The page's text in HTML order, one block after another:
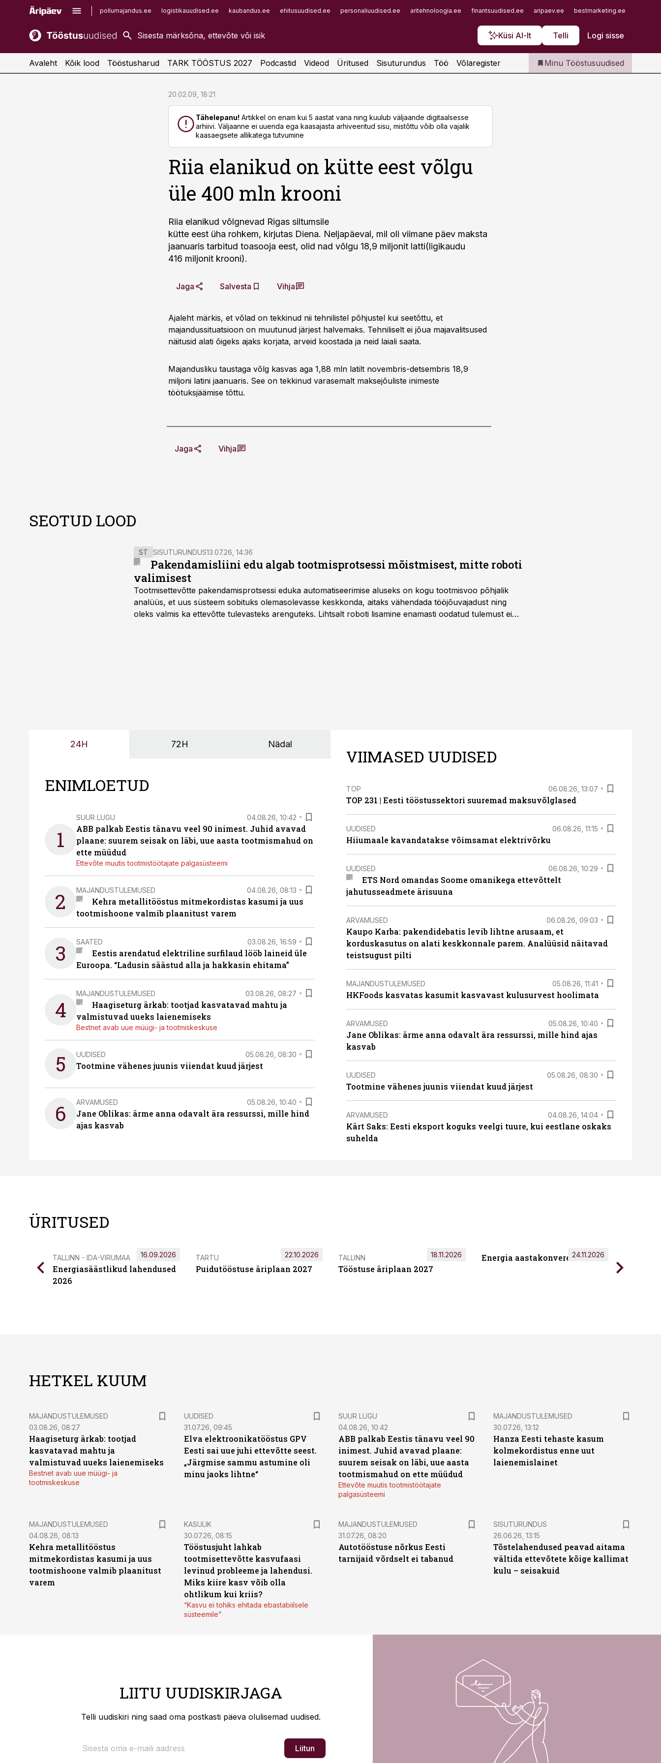
pollumajandus.ee logistikauudised.ee kaubandus.ee ehitusuudised.ee personaliuudised.ee aritehnoloogia.ee finantsuudised.ee aripaev.ee bestmarketing.ee
Küsi AI-lt Telli Logi sisse
kaubandus.ee
kinnisvarauudised.ee
imelineajalugu.ee
Infopank
Iseteenindus
Telli Tööstusuudised
Avaleht Kõik lood Tööstusharud TARK TÖÖSTUS 2027 Podcastid Videod Üritused Sisuturundus Töö Võlaregister Minu Tööstusuudised
20.02.09, 18:21
Tähelepanu! Artikkel on enam kui 5 aastat vana ning kuulub väljaande digitaalsesse
arhiivi. Väljaanne ei uuenda ega kaasajasta arhiveeritud sisu, mistõttu võib olla vajalik
kaasaegsete allikatega tutvumine
Riia elanikud on kütte eest võlgu
üle 400 mln krooni
Riia elanikud võlgnevad Rigas siltumsile
kütte eest üha rohkem, kirjutas Diena. Neljapäeval, mil oli viimane päev maksta
jaanuaris tarbitud toasooja eest, olid nad võlgu 18,9 miljonit latti(ligikaudu
416 miljonit krooni).
Jaga Salvesta Vihja
Ajaleht märkis, et võlad on tekkinud nii tehnilistel põhjustel kui seetõttu, et
majandussituatsioon on muutunud järjest halvemaks. Tehniliselt ei jõua majavalitsused
näitusid alati õigeks ajaks korjata, arveid koostada ja neid laiali saata.
Majandusliku taustaga võlg kasvas aga 1,88 mln latilt novembris-detsembris 18,9
miljoni latini jaanuaris. See on tekkinud varasemalt maksejõuliste inimeste
töötuksjäämise tõttu.
Jaga Vihja
SEOTUD LOOD
ST SISUTURUNDUS13.07.26, 14:36
Pakendamisliini edu algab tootmisprotsessi mõistmisest, mitte roboti
valimisest
Tootmisettevõtte pakendamisprotsessi eduka automatiseerimise aluseks on kogu tootmisvoo põhjalik
analüüs, et uus süsteem sobituks olemasolevasse keskkonda, aitaks vähendada tööjõuvajadust ning
oleks valmis ka ettevõtte tulevasteks arenguteks. Lihtsalt roboti lisamine enamasti oodatud tulemust ei
24H 72H Nädal
ENIMLOETUD
1
SUUR LUGU 04.08.26, 10:42
ABB palkab Eestis tänavu veel 90 inimest. Juhid avavad
plaane: suurem seisak on läbi, uue aasta tootmismahud on
ette müüdud
Ettevõte muutis tootmistöötajate palgasüsteemi
2 MAJANDUSTULEMUSED 04.08.26, 08:13
Kehra metallitööstus mitmekordistas kasumi ja uus
tootmishoone valmib plaanitust varem
3 SAATED 03.08.26, 16:59
Eestis arendatud elektriline surfilaud lööb laineid üle
Euroopa. “Ladusin säästud alla ja hakkasin ehitama”
4
MAJANDUSTULEMUSED 03.08.26, 08:27
Haagiseturg ärkab: tootjad kasvatavad mahtu ja
valmistuvad uueks laienemiseks
Bestnet avab uue müügi- ja tootmiskeskuse
5 UUDISED 05.08.26, 08:30
Tootmine vähenes juunis viiendat kuud järjest
6 ARVAMUSED 05.08.26, 10:40
Jane Oblikas: ärme anna odavalt ära ressurssi, mille hind
ajas kasvab
VIIMASED UUDISED
TOP 06.08.26, 13:07
TOP 231 | Eesti tööstussektori suuremad maksuvõlglased
UUDISED 06.08.26, 11:15
Hiiumaale kavandatakse võimsamat elektrivõrku
UUDISED 06.08.26, 10:29
ETS Nord omandas Soome omanikega ettevõttelt
jahutusseadmete ärisuuna
ARVAMUSED 06.08.26, 09:03
Kaupo Karba: pakendidebatis levib lihtne arusaam, et
korduskasutus on alati keskkonnale parem. Analüüsid näitavad
teistsugust pilti
MAJANDUSTULEMUSED 05.08.26, 11:41
HKFoods kasvatas kasumit kasvavast kulusurvest hoolimata
ARVAMUSED 05.08.26, 10:40
Jane Oblikas: ärme anna odavalt ära ressurssi, mille hind ajas
kasvab
UUDISED 05.08.26, 08:30
Tootmine vähenes juunis viiendat kuud järjest
ARVAMUSED 04.08.26, 14:04
Kärt Saks: Eesti eksport koguks veelgi tuure, kui eestlane oskaks
suhelda
ÜRITUSED
TALLINN - IDA-VIRUMAA
Energiasäästlikud lahendused
2026
16.09.2026 TARTU
Puidutööstuse äriplaan 2027
22.10.2026 TALLINN
Tööstuse äriplaan 2027
18.11.2026 Energia aastakonverents 2026
24.11.2026
HETKEL KUUM
MAJANDUSTULEMUSED
03.08.26, 08:27
Haagiseturg ärkab: tootjad
kasvatavad mahtu ja
valmistuvad uueks laienemiseks
Bestnet avab uue müügi- ja
tootmiskeskuse
UUDISED
31.07.26, 09:45
Elva elektroonikatööstus GPV
Eesti sai uue juhi ettevõtte seest.
„Järgmise sammu astumine oli
minu jaoks lihtne“
SUUR LUGU
04.08.26, 10:42
ABB palkab Eestis tänavu veel 90
inimest. Juhid avavad plaane:
suurem seisak on läbi, uue aasta
tootmismahud on ette müüdud
Ettevõte muutis tootmistöötajate
palgasüsteemi
MAJANDUSTULEMUSED
30.07.26, 13:12
Hanza Eesti tehaste kasum
kolmekordistus enne uut
laienemislainet
MAJANDUSTULEMUSED
04.08.26, 08:13
Kehra metallitööstus
mitmekordistas kasumi ja uus
tootmishoone valmib plaanitust
varem
KASULIK
30.07.26, 08:15
Tööstusjuht lahkab
tootmisettevõtte kasvufaasi
levinud probleeme ja lahendusi.
Miks kiire kasv võib olla
ohtlikum kui kriis?
“Kasvu ei tohiks ehitada ebastabiilsele
süsteemile”
MAJANDUSTULEMUSED
31.07.26, 08:20
Autotööstuse nõrkus Eesti
tarnijaid võrdselt ei tabanud
ST
SISUTURUNDUS
26.06.26, 13:15
Tõstelahendused peavad aitama
vältida ettevõtete kõige kallimat
kulu – seisakuid
LIITU UUDISKIRJAGA
Telli uudiskiri ning saad oma postkasti päeva olulisemad uudised.
Liitun